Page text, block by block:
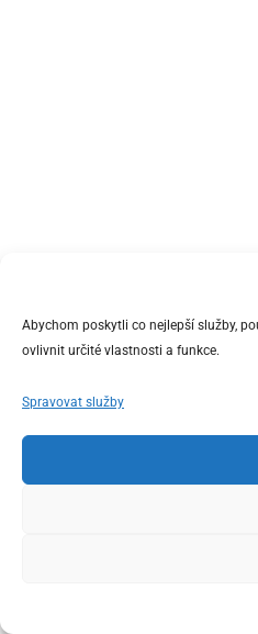
Abychom poskytli co nejlepší služby,
ovlivnit určité vlastnosti a funkce.
Spravovat služby